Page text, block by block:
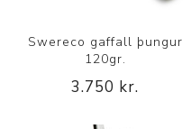
Swereco gaffall þungur
120gr.
3.750 kr.